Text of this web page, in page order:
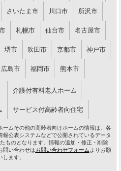
さいたま市 川口市 所沢市
札幌市 仙台市 名古屋市
堺市 吹田市 京都市 神戸市
広島市 福岡市 熊本市
介護付有料老人ホーム
サービス付高齢者向住宅
ムその他の高齢者向けホームの情報は、各
公表システムなどで公開されているデータ
ものとなります。情報の追加・修正・削除
問い合わせはお問い合わせフォーム よりお願
します。